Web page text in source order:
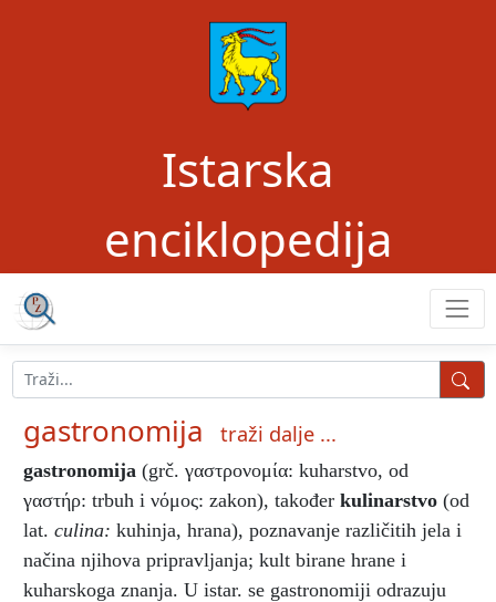
Istarska
enciklopedija
gastronomija traži dalje ...
gastronomija (grč. γαστρονομία: kuharstvo, od
γαστήρ: trbuh i νόμος: zakon), također kulinarstvo (od
lat. culina: kuhinja, hrana), poznavanje različitih jela i
načina njihova pripravljanja; kult birane hrane i
kuharskoga znanja. U istar. se gastronomiji odrazuju